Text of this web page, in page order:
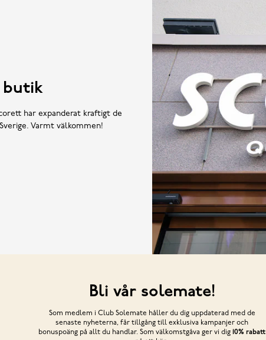
butik
har expanderat kraftigt de
Varmt välkommen!
Bli vår solemate!
Som medlem i Club Solemate håller du dig uppdaterad med de
senaste nyheterna, får tillgång till exklusiva kampanjer och
bonuspoäng på allt du handlar. Som välkomstgåva ger vi dig 10% rabatt